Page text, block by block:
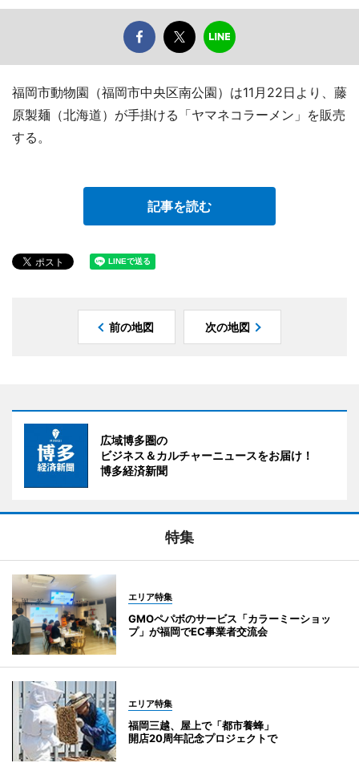
福岡市動物園（福岡市中央区南公園）は11月22日より、藤
原製麺（北海道）が手掛ける「ヤマネコラーメン」を販売
する。
記事を読む
前の地図 次の地図
広域博多圏の
ビジネス＆カルチャーニュースをお届け！
博多経済新聞
特集
エリア特集
GMOペパボのサービス「カラーミーショッ
プ」が福岡でEC事業者交流会
エリア特集
福岡三越、屋上で「都市養蜂」
開店20周年記念プロジェクトで